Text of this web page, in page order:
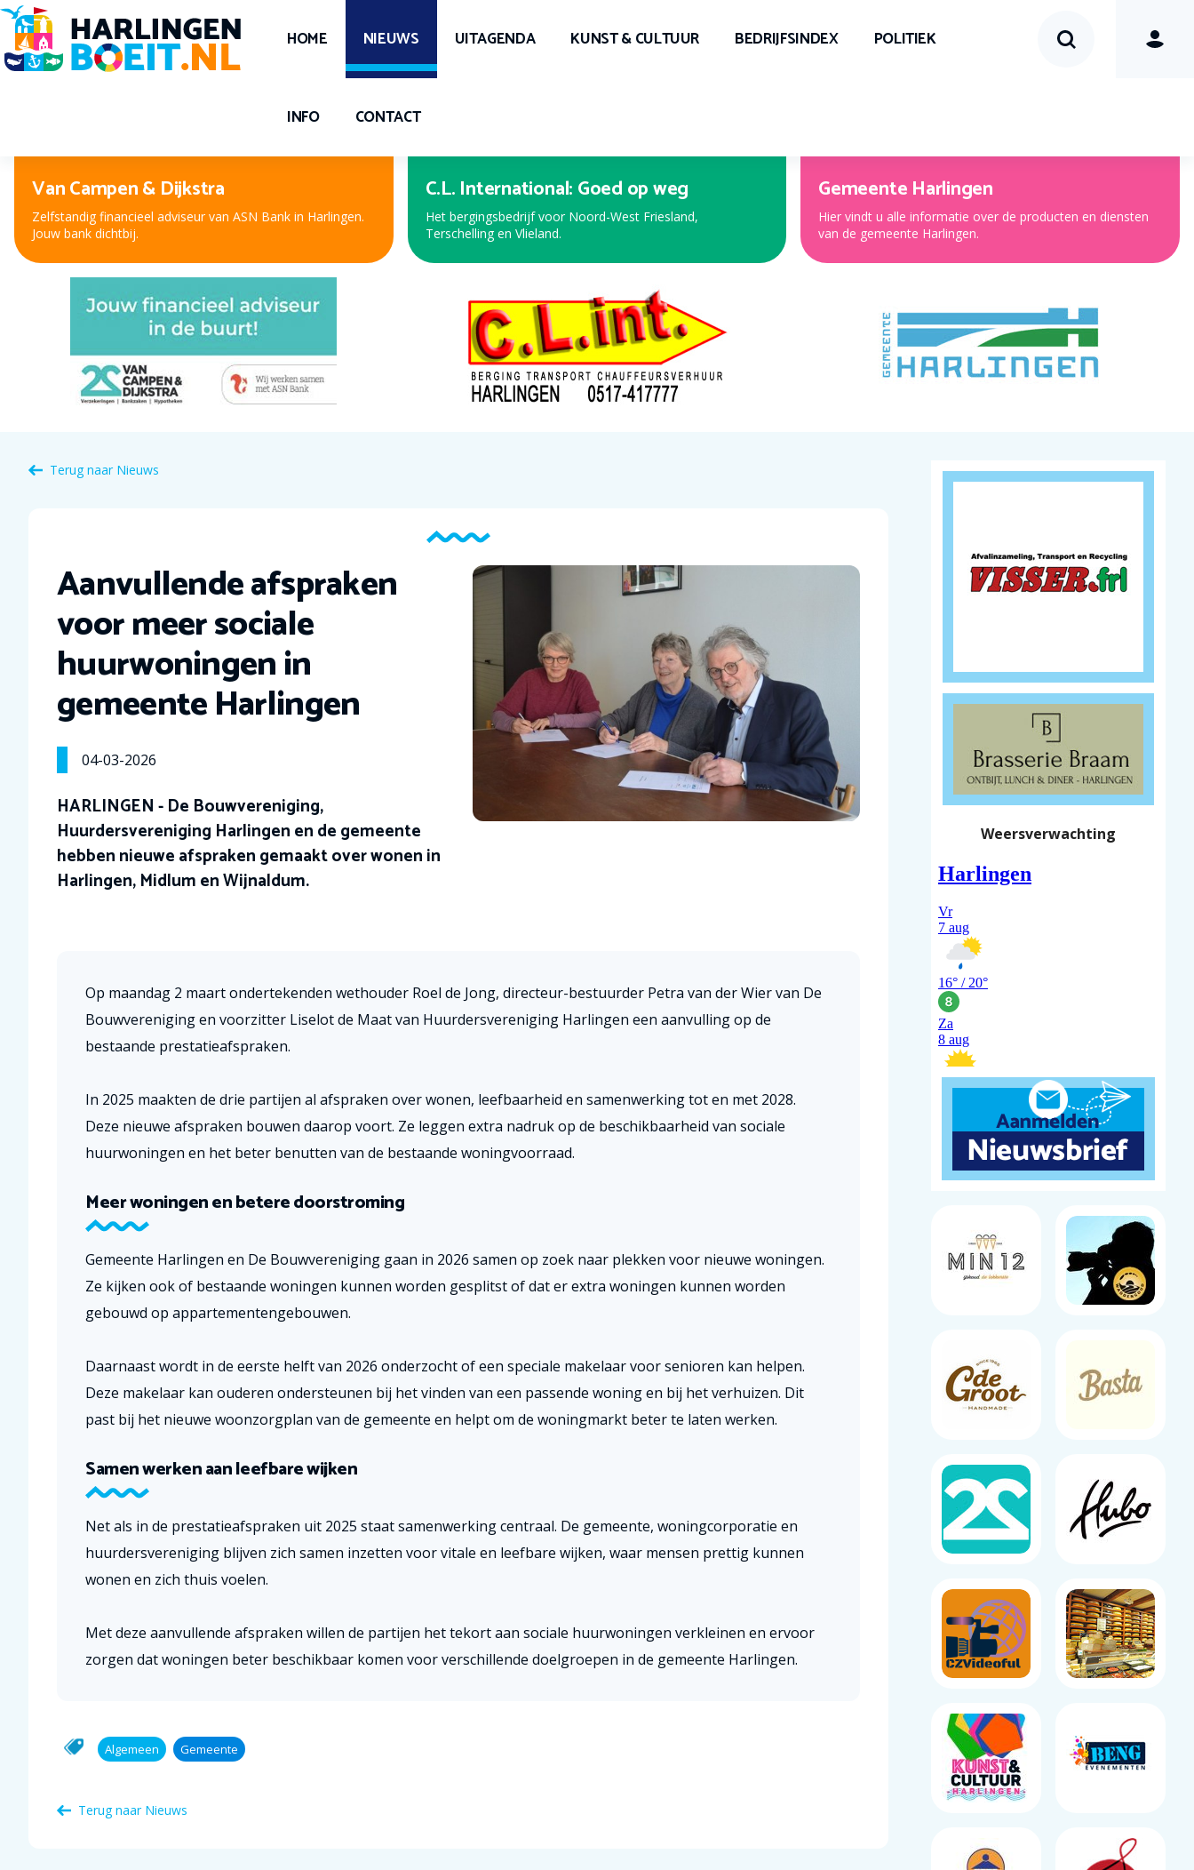
HOME NIEUWS UITAGENDA KUNST & CULTUUR BEDRIJFSINDEX POLITIEK
INFO CONTACT
Peter Kuiper, voor oog en oor
Nieuwe bril, contactlenzen of hooroplossing? Bij Peter
Kuiper, dé opticien en audicien bent u aan het juiste adres.
Expert Harlingen
Bekijk de nieuwe folder met de beste aanbiedingen!
Gemeente Harlingen
Hier vindt u alle informatie over de producten en diensten
van de gemeente Harlingen.
Terug naar Nieuws
Aanvullende afspraken
voor meer sociale
huurwoningen in
gemeente Harlingen
04-03-2026
HARLINGEN - De Bouwvereniging,
Huurdersvereniging Harlingen en de gemeente
hebben nieuwe afspraken gemaakt over wonen in
Harlingen, Midlum en Wijnaldum.
Op maandag 2 maart ondertekenden wethouder Roel de Jong, directeur-bestuurder Petra van der Wier van De
Bouwvereniging en voorzitter Liselot de Maat van Huurdersvereniging Harlingen een aanvulling op de
bestaande prestatieafspraken.
In 2025 maakten de drie partijen al afspraken over wonen, leefbaarheid en samenwerking tot en met 2028.
Deze nieuwe afspraken bouwen daarop voort. Ze leggen extra nadruk op de beschikbaarheid van sociale
huurwoningen en het beter benutten van de bestaande woningvoorraad.
Meer woningen en betere doorstroming
Gemeente Harlingen en De Bouwvereniging gaan in 2026 samen op zoek naar plekken voor nieuwe woningen.
Ze kijken ook of bestaande woningen kunnen worden gesplitst of dat er extra woningen kunnen worden
gebouwd op appartementengebouwen.
Daarnaast wordt in de eerste helft van 2026 onderzocht of een speciale makelaar voor senioren kan helpen.
Deze makelaar kan ouderen ondersteunen bij het vinden van een passende woning en bij het verhuizen. Dit
past bij het nieuwe woonzorgplan van de gemeente en helpt om de woningmarkt beter te laten werken.
Samen werken aan leefbare wijken
Net als in de prestatieafspraken uit 2025 staat samenwerking centraal. De gemeente, woningcorporatie en
huurdersvereniging blijven zich samen inzetten voor vitale en leefbare wijken, waar mensen prettig kunnen
wonen en zich thuis voelen.
Met deze aanvullende afspraken willen de partijen het tekort aan sociale huurwoningen verkleinen en ervoor
zorgen dat woningen beter beschikbaar komen voor verschillende doelgroepen in de gemeente Harlingen.
Algemeen Gemeente
Terug naar Nieuws
Weersverwachting